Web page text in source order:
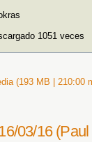
1051 veces
(193 MB | 210:00
03/16